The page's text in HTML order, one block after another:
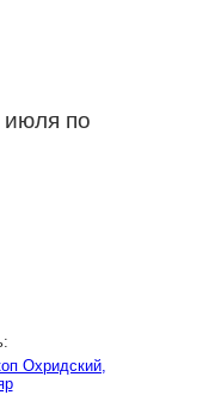
июля по
Охридский,